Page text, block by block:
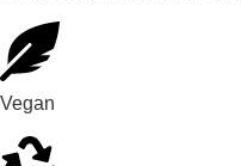
Vegan